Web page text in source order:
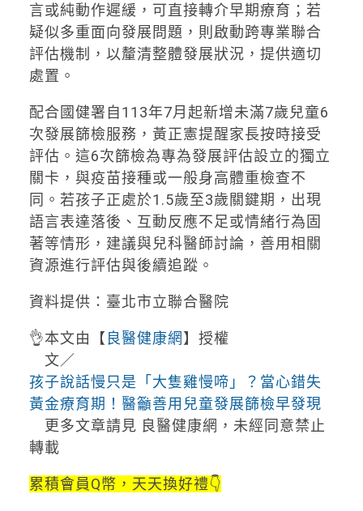
言或純動作遲緩，可直接轉介早期療育；若
疑似多重面向發展問題，則啟動跨專業聯合
評估機制，以釐清整體發展狀況，提供適切
處置。
配合國健署自113年7月起新增未滿7歲兒童6
次發展篩檢服務，黃正憲提醒家長按時接受
評估。這6次篩檢為專為發展評估設立的獨立
關卡，與疫苗接種或一般身高體重檢查不
同。若孩子正處於1.5歲至3歲關鍵期，出現
語言表達落後、互動反應不足或情緒行為固
著等情形，建議與兒科醫師討論，善用相關
資源進行評估與後續追蹤。
資料提供：臺北市立聯合醫院
👌本文由【 良醫健康網】授權
文／
孩子說話慢只是「大隻雞慢啼」？當心錯失
黃金療育期！醫籲善用兒童發展篩檢早發現
更多文章請見 良醫健康網，未經同意禁止
轉載
累積會員Q幣，天天換好禮👇